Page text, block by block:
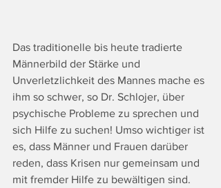
Das traditionelle bis heute tradierte
Männerbild der Stärke und
Unverletzlichkeit des Mannes mache es
ihm so schwer, so Dr. Schlojer, über
psychische Probleme zu sprechen und
sich Hilfe zu suchen! Umso wichtiger ist
es, dass Männer und Frauen darüber
reden, dass Krisen nur gemeinsam und
mit fremder Hilfe zu bewältigen sind.